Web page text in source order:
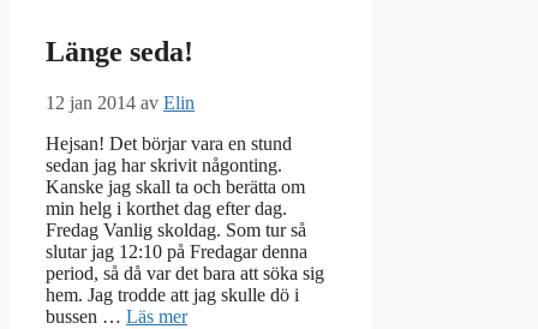
Länge seda!
12 jan 2014 av Elin
Hejsan! Det börjar vara en stund
sedan jag har skrivit någonting.
Kanske jag skall ta och berätta om
min helg i korthet dag efter dag.
Fredag Vanlig skoldag. Som tur så
slutar jag 12:10 på Fredagar denna
period, så då var det bara att söka sig
hem. Jag trodde att jag skulle dö i
bussen … Läs mer